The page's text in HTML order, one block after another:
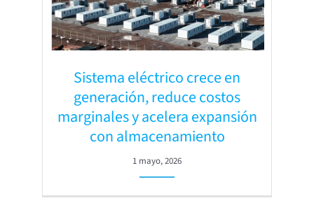
Sistema eléctrico crece en
generación, reduce costos
marginales y acelera expansión
con almacenamiento
1 mayo, 2026